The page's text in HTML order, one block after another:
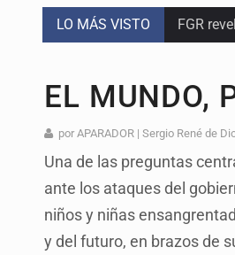
LO MÁS VISTO FGR
Adulto
Jalisco
EL MUNDO,
por APARADOR | Sergio René de
Una de las preguntas
ante los ataques del
niños y niñas
y del futuro, en brazos de